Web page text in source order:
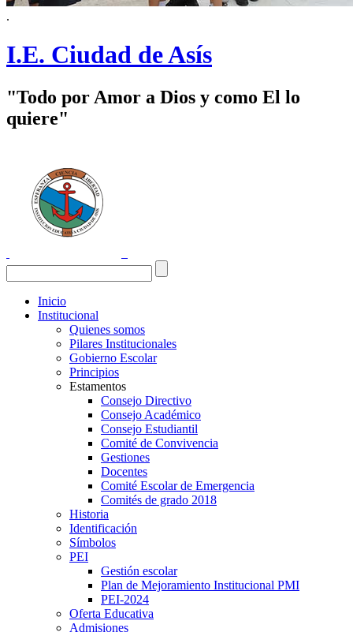
.
I.E. Ciudad de Asís
"Todo por Amor a Dios y como El lo
quiere"
Inicio
Institucional
Quienes somos
Pilares Institucionales
Gobierno Escolar
Principios
Estamentos
Consejo Directivo
Consejo Académico
Consejo Estudiantil
Comité de Convivencia
Gestiones
Docentes
Comité Escolar de Emergencia
Comités de grado 2018
Historia
Identificación
Símbolos
PEI
Gestión escolar
Plan de Mejoramiento Institucional PMI
PEI-2024
Oferta Educativa
Admisiones